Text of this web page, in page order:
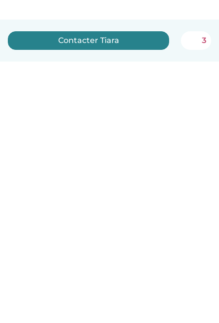
Contacter Tiara 3